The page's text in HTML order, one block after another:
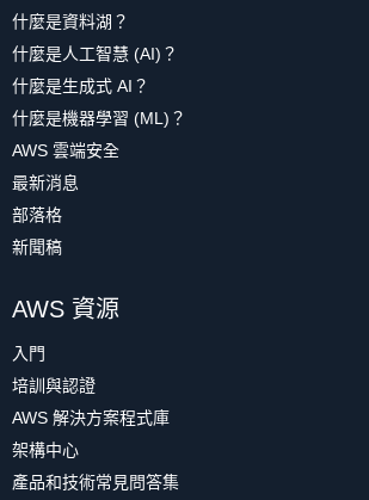
什麼是資料湖？
什麼是人工智慧 (AI)？
什麼是生成式 AI？
什麼是機器學習 (ML)？
AWS 雲端安全
最新消息
部落格
新聞稿
AWS 資源
入門
培訓與認證
AWS 解決方案程式庫
架構中心
產品和技術常見問答集